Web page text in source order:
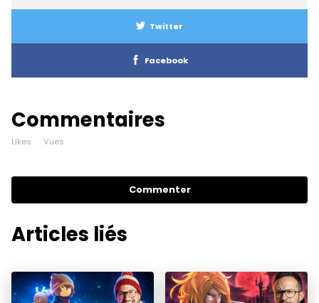
Twitter
Facebook
Commentaires
Likes Vues
Commenter
Articles liés